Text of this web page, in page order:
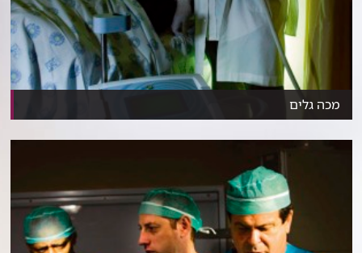
מכה גלים
פריצת דרך עולמית: שיטה חדשנית לטיפול בהפרעה בזיקפה...